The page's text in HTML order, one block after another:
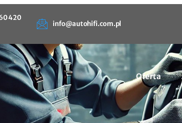
420
info@autohifi.com.pl
Oferta